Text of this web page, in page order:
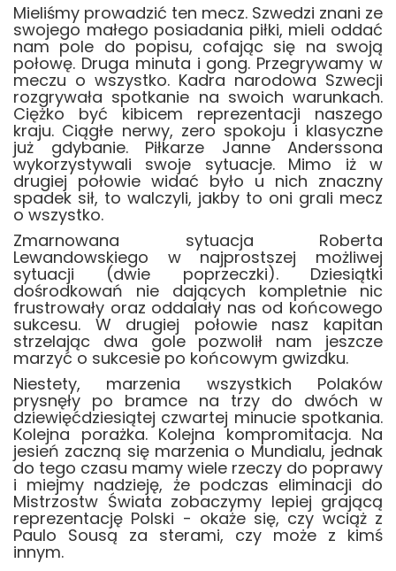
Mieliśmy prowadzić ten mecz. Szwedzi znani ze
swojego małego posiadania piłki, mieli oddać
nam pole do popisu, cofając się na swoją
połowę. Druga minuta i gong. Przegrywamy w
meczu o wszystko. Kadra narodowa Szwecji
rozgrywała spotkanie na swoich warunkach.
Ciężko być kibicem reprezentacji naszego
kraju. Ciągłe nerwy, zero spokoju i klasyczne
już gdybanie. Piłkarze Janne Anderssona
wykorzystywali swoje sytuacje. Mimo iż w
drugiej połowie widać było u nich znaczny
spadek sił, to walczyli, jakby to oni grali mecz
o wszystko.
Zmarnowana sytuacja Roberta
Lewandowskiego w najprostszej możliwej
sytuacji (dwie poprzeczki). Dziesiątki
dośrodkowań nie dających kompletnie nic
frustrowały oraz oddalały nas od końcowego
sukcesu. W drugiej połowie nasz kapitan
strzelając dwa gole pozwolił nam jeszcze
marzyć o sukcesie po końcowym gwizdku.
Niestety, marzenia wszystkich Polaków
prysnęły po bramce na trzy do dwóch w
dziewięćdziesiątej czwartej minucie spotkania.
Kolejna porażka. Kolejna kompromitacja. Na
jesień zaczną się marzenia o Mundialu, jednak
do tego czasu mamy wiele rzeczy do poprawy
i miejmy nadzieję, że podczas eliminacji do
Mistrzostw Świata zobaczymy lepiej grającą
reprezentację Polski - okaże się, czy wciąż z
Paulo Sousą za sterami, czy może z kimś
innym.